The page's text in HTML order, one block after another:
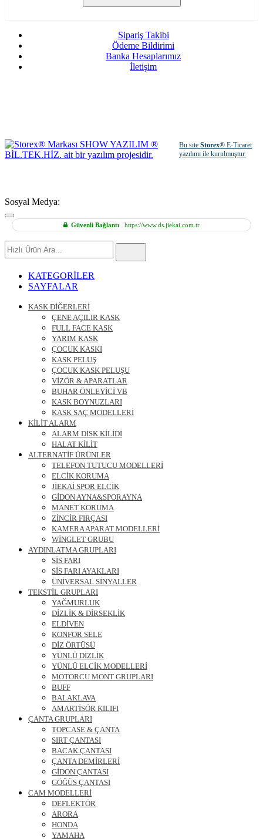
Sipariş Takibi
Ödeme Bildirimi
Banka Hesaplarımız
İletişim
Bu siteStorex® E-Ticaret
yazılımı ile kurulmuştur.
Sosyal Medya:
Güvenli Bağlantı https://www.ds.jiekai.com.tr
Hızlı
Ürün
KATEGORİLER
SAYFALAR
KASK DİĞERLERİ
ÇENE AÇILIR KASK
FULL FACE KASK
YARIM KASK
ÇOCUK KASKI
KASK PELUŞ
ÇOCUK KASK PELUŞU
VİZÖR & APARATLAR
BUHAR ÖNLEYİCİ VB
KASK BOYNUZLARI
KASK SAÇ MODELLERİ
KİLİT ALARM
ALARM DİSK KİLİDİ
HALAT KİLİT
ALTERNATİF ÜRÜNLER
TELEFON TUTUCU MODELLERİ
ELCİK KORUMA
JİEKAİ SPOR ELCİK
GİDON AYNA&SPORAYNA
MANET KORUMA
ZİNCİR FIRÇASI
KAMERA APARAT MODELLERİ
WİNGLET GRUBU
AYDINLATMA GRUPLARI
SİS FARI
SİS FARI AYAKLARI
ÜNİVERSAL SİNYALLER
TEKSTİL GRUPLARI
YAĞMURLUK
DİZLİK & DİRSEKLİK
ELDİVEN
KONFOR SELE
DİZ ÖRTÜSÜ
YÜNLÜ DİZLİK
YÜNLÜ ELCİK MODELLERİ
MOTORCU MONT GRUPLARI
BUFF
BALAKLAVA
AMARTİSÖR KILIFI
ÇANTA GRUPLARI
TOPCASE & ÇANTA
SIRT ÇANTASI
BACAK ÇANTASI
ÇANTA DEMİRLERİ
GİDON ÇANTASI
GÖĞÜS ÇANTASI
CAM MODELLERİ
DEFLEKTÖR
ARORA
HONDA
YAMAHA